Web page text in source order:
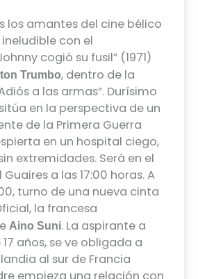
los amantes del cine bélico
con el
cogió su fusil” (1971)
Trumbo, dentro de la
a las armas”. Durísimo
en la perspectiva de un
de la Primera Guerra
en un hospital ciego,
extremidades. Será en el
a las 17:00 horas. A
turno de una nueva cinta
la francesa
Aino Suni. La aspirante a
años, se ve obligada a
al sur de Francia
empieza una relación con